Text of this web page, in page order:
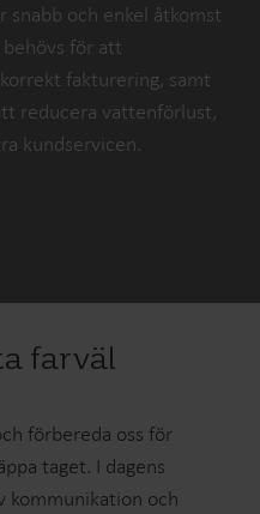
snabb och enkel åtkomst
för att
fakturering, samt
reducera vattenförlust,
kundservicen.
farväl
förbereda oss för
taget. I dagens
kommunikation och